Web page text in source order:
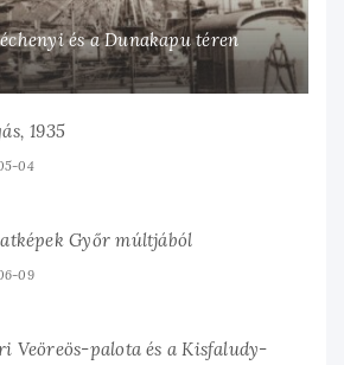
és a Dunakapu téren
1935
04
Győr múltjából
09
Veöreös-palota és a Kisfaludy-